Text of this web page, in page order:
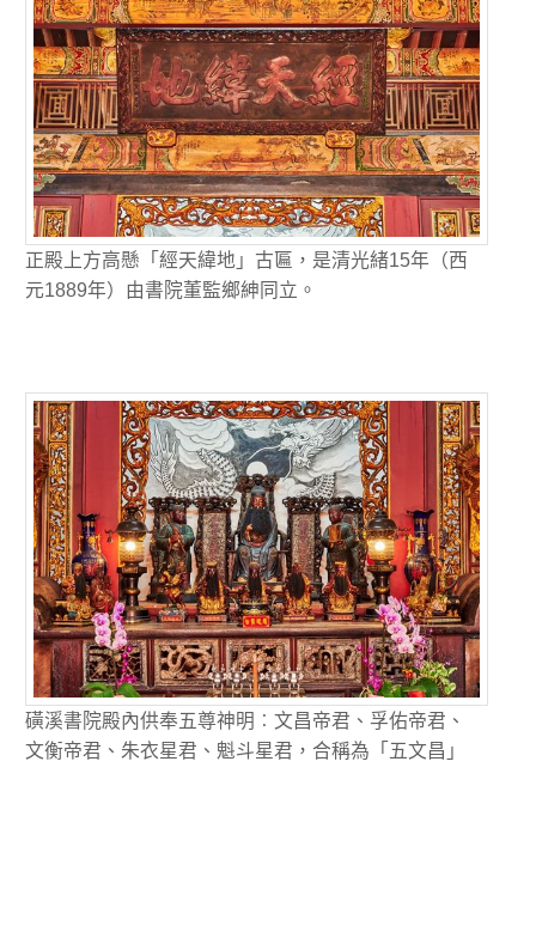
正殿上方高懸「經天緯地」古匾，是清光緒15年（西
元1889年）由書院董監鄉紳同立。
磺溪書院殿內供奉五尊神明︰文昌帝君、孚佑帝君、
文衡帝君、朱衣星君、魁斗星君，合稱為「五文昌」